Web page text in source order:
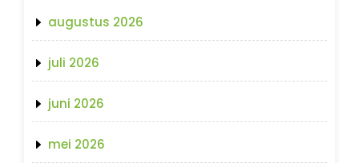
augustus 2026
juli 2026
juni 2026
mei 2026